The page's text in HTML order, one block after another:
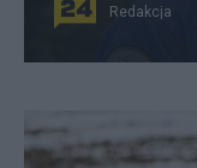
Redakcja